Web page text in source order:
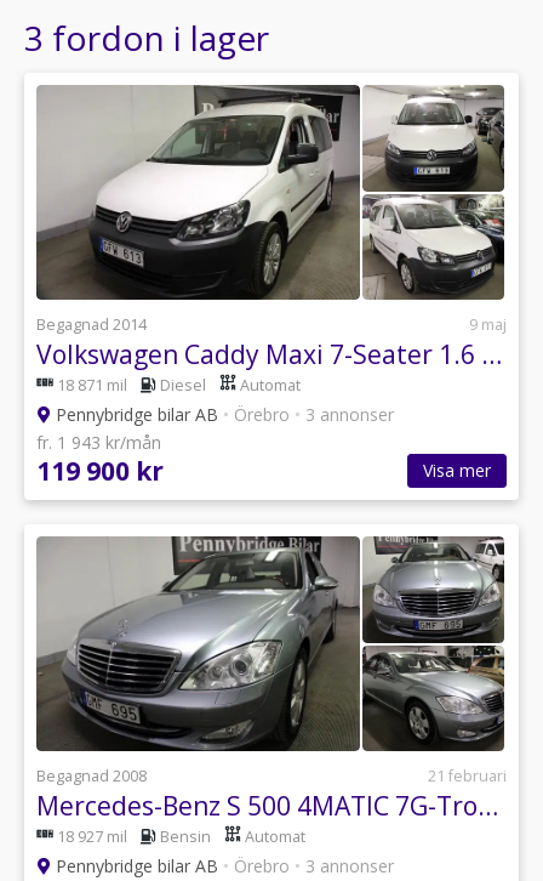
3 fordon i lager
Begagnad 2014 9 maj
Volkswagen Caddy Maxi 7-Seater 1.6 TDI DPF Drag Värmare Automat
18 871 mil Diesel Automat
Pennybridge bilar AB • Örebro • 3 annonser
fr. 1 943 kr/mån
119 900 kr Visa mer
Begagnad 2008 21 februari
Mercedes-Benz S 500 4MATIC 7G-Tronic En ägare Bränslevärmare och El värmare
18 927 mil Bensin Automat
Pennybridge bilar AB • Örebro • 3 annonser